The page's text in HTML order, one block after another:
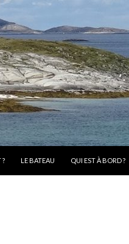
? LE BATEAU QUI EST À BORD ?